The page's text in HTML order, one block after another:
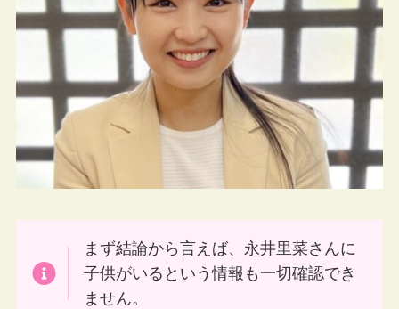
まず結論から言えば、永井里菜さんに
子供がいるという情報も一切確認でき
ません。